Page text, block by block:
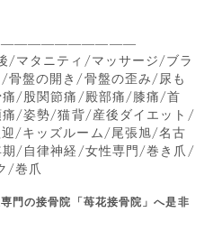
/マタニティ/マッサージ/ブラ
盤の開き/骨盤の歪み/尿も
/股関節痛/殿部痛/膝痛/首
/姿勢/猫背/産後ダイエット/
/キッズルーム/尾張旭/名古
/自律神経/女性専門/巻き爪/
/巻爪
門の接骨院「苺花接骨院」へ是非